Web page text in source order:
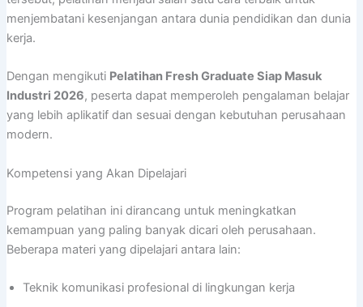
menjembatani kesenjangan antara dunia pendidikan dan dunia
kerja.
Dengan mengikuti Pelatihan Fresh Graduate Siap Masuk
Industri 2026, peserta dapat memperoleh pengalaman belajar
yang lebih aplikatif dan sesuai dengan kebutuhan perusahaan
modern.
Kompetensi yang Akan Dipelajari
Program pelatihan ini dirancang untuk meningkatkan
kemampuan yang paling banyak dicari oleh perusahaan.
Beberapa materi yang dipelajari antara lain:
Teknik komunikasi profesional di lingkungan kerja